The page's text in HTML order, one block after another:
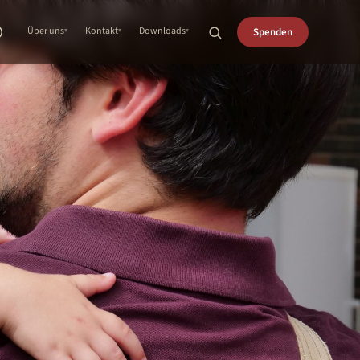
Über uns Kontakt Downloads Spenden